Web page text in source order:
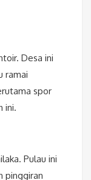
Desa ini
ramai
spor
ini.
Pulau ini
pinggiran